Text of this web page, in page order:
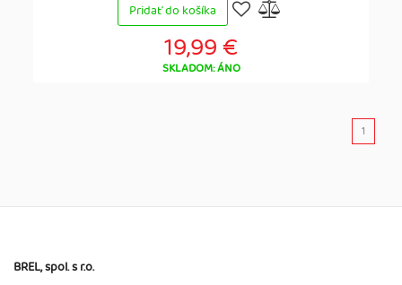
Pridať do košíka
19,99 €
SKLADOM: ÁNO
1
BREL, spol. s r.o.